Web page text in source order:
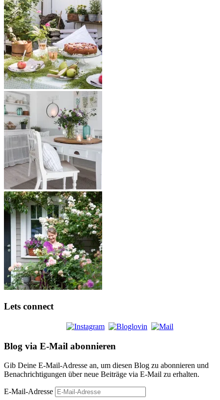
Lets connect
Blog via E-Mail abonnieren
Gib Deine E-Mail-Adresse an, um diesen Blog zu abonnieren und
Benachrichtigungen über neue Beiträge via E-Mail zu erhalten.
E-Mail-Adresse